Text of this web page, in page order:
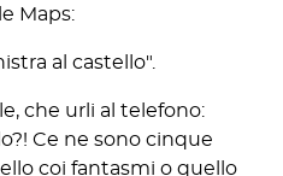
Maps:
al castello".
che urli al telefono:
Ce ne sono cinque
coi fantasmi o quello